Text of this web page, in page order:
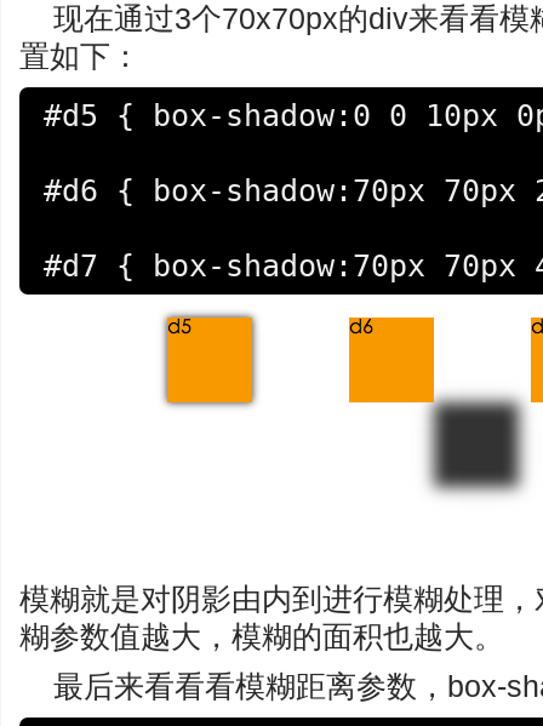
现在通过3个70x70px的div来看看
置如下：
#d5 { box-shadow:0 0 10px
#d6 { box-shadow:70px 70px
#d7 { box-shadow:70px 70px
模糊就是对阴影由内到进行模糊处理
糊参数值越大，模糊的面积也越大。
最后来看看看模糊距离参数，box-